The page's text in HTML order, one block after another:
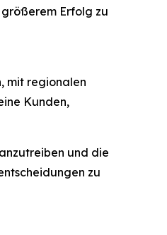
Erfolg zu
mit regionalen
Kunden,
und die
zu